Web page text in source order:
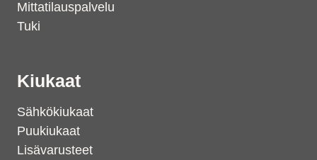
Mittatilauspalvelu
Tuki
Kiukaat
Sähkökiukaat
Puukiukaat
Lisävarusteet